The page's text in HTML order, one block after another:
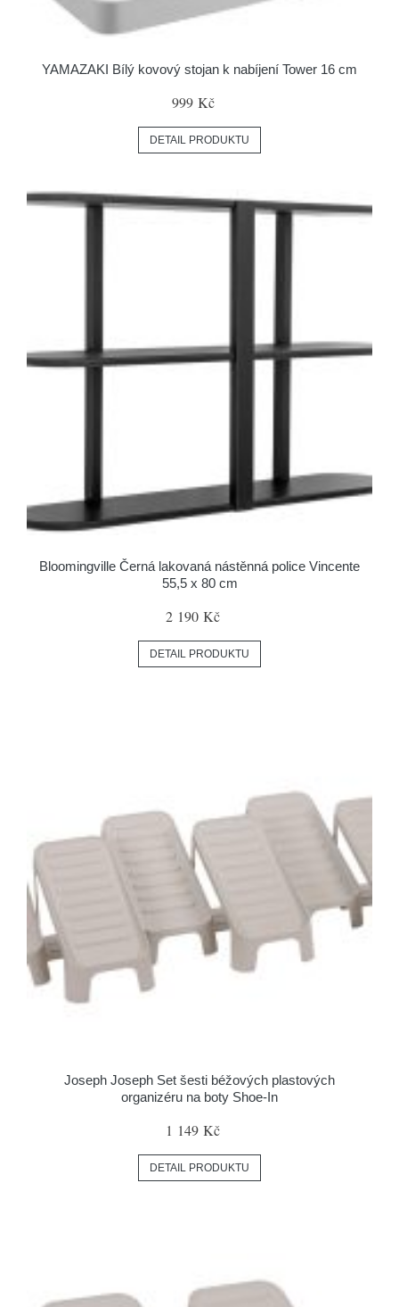
YAMAZAKI Bílý kovový stojan k nabíjení Tower 16 cm
999 Kč
DETAIL PRODUKTU
Bloomingville Černá lakovaná nástěnná police Vincente
55,5 x 80 cm
2 190 Kč
DETAIL PRODUKTU
Joseph Joseph Set šesti béžových plastových
organizéru na boty Shoe-In
1 149 Kč
DETAIL PRODUKTU